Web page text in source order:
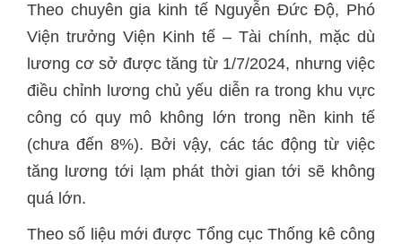
Theo chuyên gia kinh tế Nguyễn Đức Độ, Phó
Viện trưởng Viện Kinh tế – Tài chính, mặc dù
lương cơ sở được tăng từ 1/7/2024, nhưng việc
điều chỉnh lương chủ yếu diễn ra trong khu vực
công có quy mô không lớn trong nền kinh tế
(chưa đến 8%). Bởi vậy, các tác động từ việc
tăng lương tới lạm phát thời gian tới sẽ không
quá lớn.
Theo số liệu mới được Tổng cục Thống kê công